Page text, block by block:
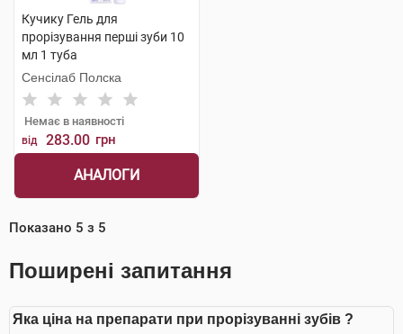
Кучику Гель для
прорізування перші зуби 10
мл 1 туба
Сенсілаб Полска
Немає в наявності
від 283.00 грн
АНАЛОГИ
Показано 5 з 5
Поширені запитання
Яка ціна на препарати при прорізуванні зубів ?